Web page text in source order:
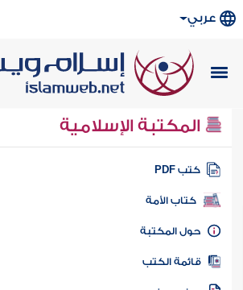
عربي
المكتبة الإسلامية
كتب PDF
كتاب الأمة
المكتبة